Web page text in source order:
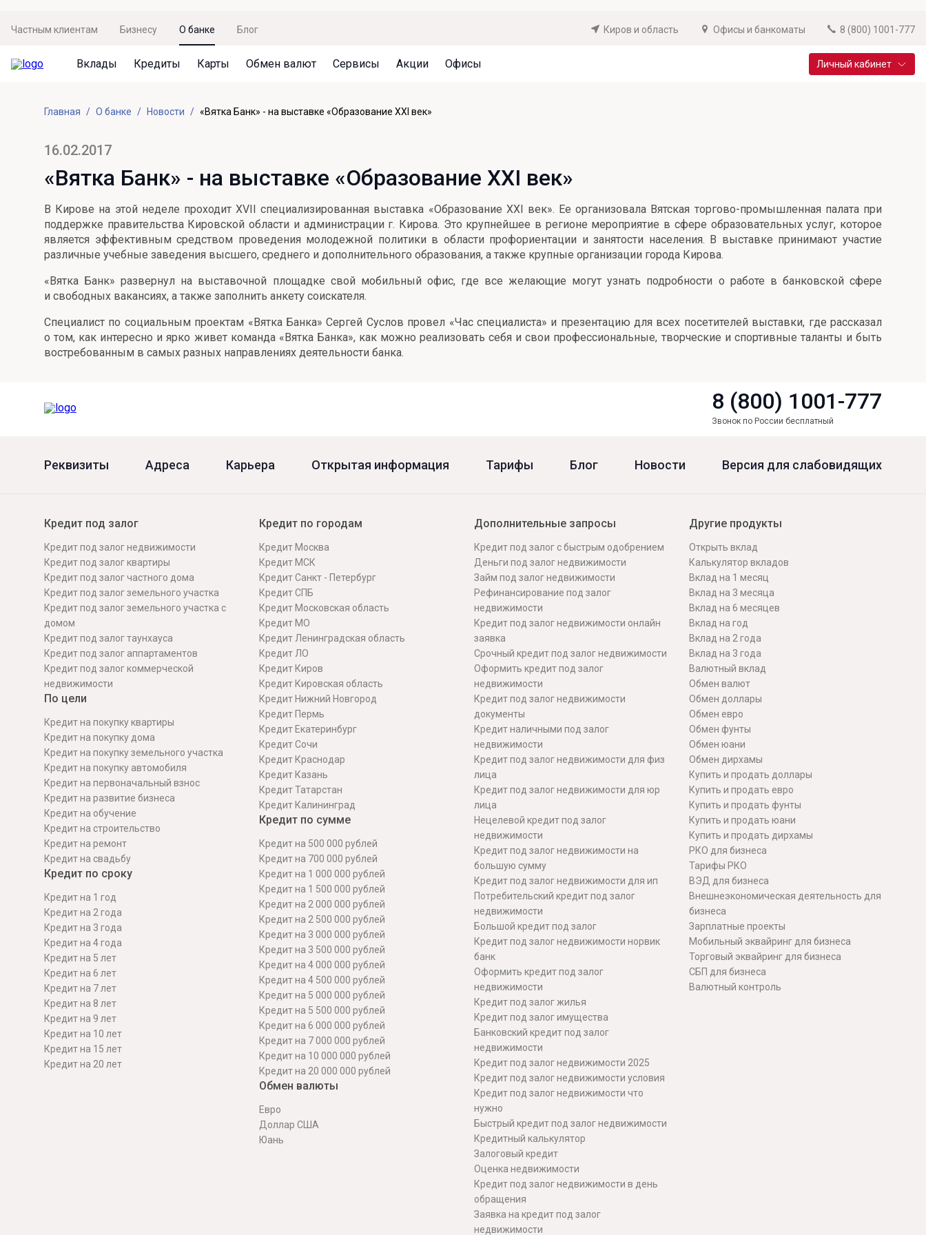
Частным клиентам Бизнесу О банке Блог Киров и область Офисы и банкоматы 8 (800) 1001-777
Вклады
Не упусти момент
Просто вклад
Накопительный
Отличная стратегия+
Фиксируй доход
Новый старт
Валютный плюс
Онлайн
Все вклады
Система страхования вкладов
Архив вкладов
Кредиты
Кредит под залог недвижимости
Рефинансирование
Кредит на автомобиль
Потребительский кредит
Все кредиты
Привилегии для клиентов
Реструктуризация
Оценка недвижимости
Подбор новой недвижимости
Карты
Дебетовая карта с пакетом услуг
Премиальная карта Mir Supreme
Пенсионная карта
Все карты
Документы
Кешбэк
Обмен валют
Курсы валют
Бронирование валюты
Курсы валют ЦБ
Сервисы
Оплата кредита
Оценка недвижимости
Подбор новой недвижимости
СБПей
Mir Pay
Госуслуги
Регистрация в ЕБС
Удаленная идентификация
Мобильное приложение
Все сервисы
Акции
Акция «Приведи друга»
Акция «Ставка на бизнес»
Офисы Личный кабинет
Главная О банке Новости «Вятка Банк» - на выставке «Образование XXI век»
16.02.2017
«Вятка Банк» - на выставке «Образование XXI век»
В Кирове на этой неделе проходит XVII специализированная выставка «Образование XXI век». Ее организовала Вятская торгово-промышленная палата при
поддержке правительства Кировской области и администрации г. Кирова. Это крупнейшее в регионе мероприятие в сфере образовательных услуг, которое
является эффективным средством проведения молодежной политики в области профориентации и занятости населения. В выставке принимают участие
различные учебные заведения высшего, среднего и дополнительного образования, а также крупные организации города Кирова.
«Вятка Банк» развернул на выставочной площадке свой мобильный офис, где все желающие могут узнать подробности о работе в банковской сфере
и свободных вакансиях, а также заполнить анкету соискателя.
Специалист по социальным проектам «Вятка Банка» Сергей Суслов провел «Час специалиста» и презентацию для всех посетителей выставки, где рассказал
о том, как интересно и ярко живет команда «Вятка Банка», как можно реализовать себя и свои профессиональные, творческие и спортивные таланты и быть
востребованным в самых разных направлениях деятельности банка.
8 (800) 1001-777
Звонок по России бесплатный
Реквизиты Адреса Карьера Открытая информация Тарифы Блог Новости Версия для слабовидящих
Кредит под залог
Кредит под залог недвижимости
Кредит под залог квартиры
Кредит под залог частного дома
Кредит под залог земельного участка
Кредит под залог земельного участка с
домом
Кредит под залог таунхауса
Кредит под залог аппартаментов
Кредит под залог коммерческой
недвижимости
По цели
Кредит на покупку квартиры
Кредит на покупку дома
Кредит на покупку земельного участка
Кредит на покупку автомобиля
Кредит на первоначальный взнос
Кредит на развитие бизнеса
Кредит на обучение
Кредит на строительcтво
Кредит на ремонт
Кредит на свадьбу
Кредит по сроку
Кредит на 1 год
Кредит на 2 года
Кредит на 3 года
Кредит на 4 года
Кредит на 5 лет
Кредит на 6 лет
Кредит на 7 лет
Кредит на 8 лет
Кредит на 9 лет
Кредит на 10 лет
Кредит на 15 лет
Кредит на 20 лет
Кредит по городам
Кредит Москва
Кредит МСК
Кредит Санкт - Петербург
Кредит СПБ
Кредит Московская область
Кредит МО
Кредит Ленинградская область
Кредит ЛО
Кредит Киров
Кредит Кировская область
Кредит Нижний Новгород
Кредит Пермь
Кредит Екатеринбург
Кредит Сочи
Кредит Краснодар
Кредит Казань
Кредит Татарстан
Кредит Калининград
Кредит по сумме
Кредит на 500 000 рублей
Кредит на 700 000 рублей
Кредит на 1 000 000 рублей
Кредит на 1 500 000 рублей
Кредит на 2 000 000 рублей
Кредит на 2 500 000 рублей
Кредит на 3 000 000 рублей
Кредит на 3 500 000 рублей
Кредит на 4 000 000 рублей
Кредит на 4 500 000 рублей
Кредит на 5 000 000 рублей
Кредит на 5 500 000 рублей
Кредит на 6 000 000 рублей
Кредит на 7 000 000 рублей
Кредит на 10 000 000 рублей
Кредит на 20 000 000 рублей
Обмен валюты
Евро
Доллар США
Юань
Дополнительные запросы
Кредит под залог с быстрым одобрением
Деньги под залог недвижимости
Займ под залог недвижимости
Рефинансирование под залог
недвижимости
Кредит под залог недвижимости онлайн
заявка
Срочный кредит под залог недвижимости
Оформить кредит под залог
недвижимости
Кредит под залог недвижимости
документы
Кредит наличными под залог
недвижимости
Кредит под залог недвижимости для физ
лица
Кредит под залог недвижимости для юр
лица
Нецелевой кредит под залог
недвижимости
Кредит под залог недвижимости на
большую сумму
Кредит под залог недвижимости для ип
Потребительский кредит под залог
недвижимости
Большой кредит под залог
Кредит под залог недвижимости норвик
банк
Оформить кредит под залог
недвижимости
Кредит под залог жилья
Кредит под залог имущества
Банковский кредит под залог
недвижимости
Кредит под залог недвижимости 2025
Кредит под залог недвижимости условия
Кредит под залог недвижимости что
нужно
Быстрый кредит под залог недвижимости
Кредитный калькулятор
Залоговый кредит
Оценка недвижимости
Кредит под залог недвижимости в день
обращения
Заявка на кредит под залог
недвижимости
Другие продукты
Открыть вклад
Калькулятор вкладов
Вклад на 1 месяц
Вклад на 3 месяца
Вклад на 6 месяцев
Вклад на год
Вклад на 2 года
Вклад на 3 года
Валютный вклад
Обмен валют
Обмен доллары
Обмен евро
Обмен фунты
Обмен юани
Обмен дирхамы
Купить и продать доллары
Купить и продать евро
Купить и продать фунты
Купить и продать юани
Купить и продать дирхамы
РКО для бизнеса
Тарифы РКО
ВЭД для бизнеса
Внешнеэкономическая деятельность для
бизнеса
Зарплатные проекты
Мобильный эквайринг для бизнеса
Торговый эквайринг для бизнеса
СБП для бизнеса
Валютный контроль